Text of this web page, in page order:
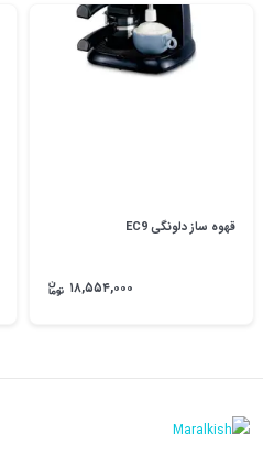
قهوه ساز دلونگی EC9
۱۸,۵۵۴,۰۰۰